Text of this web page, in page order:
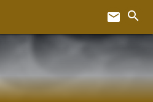
email search